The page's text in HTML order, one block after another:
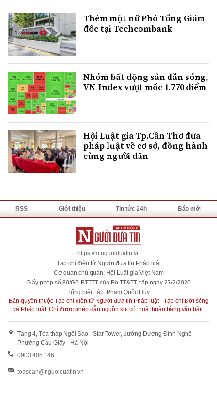
Thêm một nữ Phó Tổng Giám
đốc tại Techcombank
Nhóm bất động sản dẫn sóng,
VN-Index vượt mốc 1.770 điểm
Hội Luật gia Tp.Cần Thơ đưa
pháp luật về cơ sở, đồng hành
cùng người dân
RSS Giới thiệu Tin tức 24h Báo mới
https://m.nguoiduatin.vn
Tạp chí điện tử Người đưa tin Pháp luật
Cơ quan chủ quản: Hội Luật gia Việt Nam
Giấy phép số 80/GP-BTTTT của Bộ TT&TT cấp ngày 27/2/2020
Tổng biên tập: Phạm Quốc Huy
Bản quyền thuộc Tạp chí điện tử Người đưa tin Pháp luật - Tạp chí Đời sống
và Pháp luật. Chỉ được phép dẫn nguồn khi có thoả thuận bằng văn bản.
Tầng 4, Tòa tháp Ngôi Sao - Star Tower, đường Dương Đình Nghệ -
Phường Cầu Giấy - Hà Nội
0903 405 146
toasoan@nguoiduatin.vn